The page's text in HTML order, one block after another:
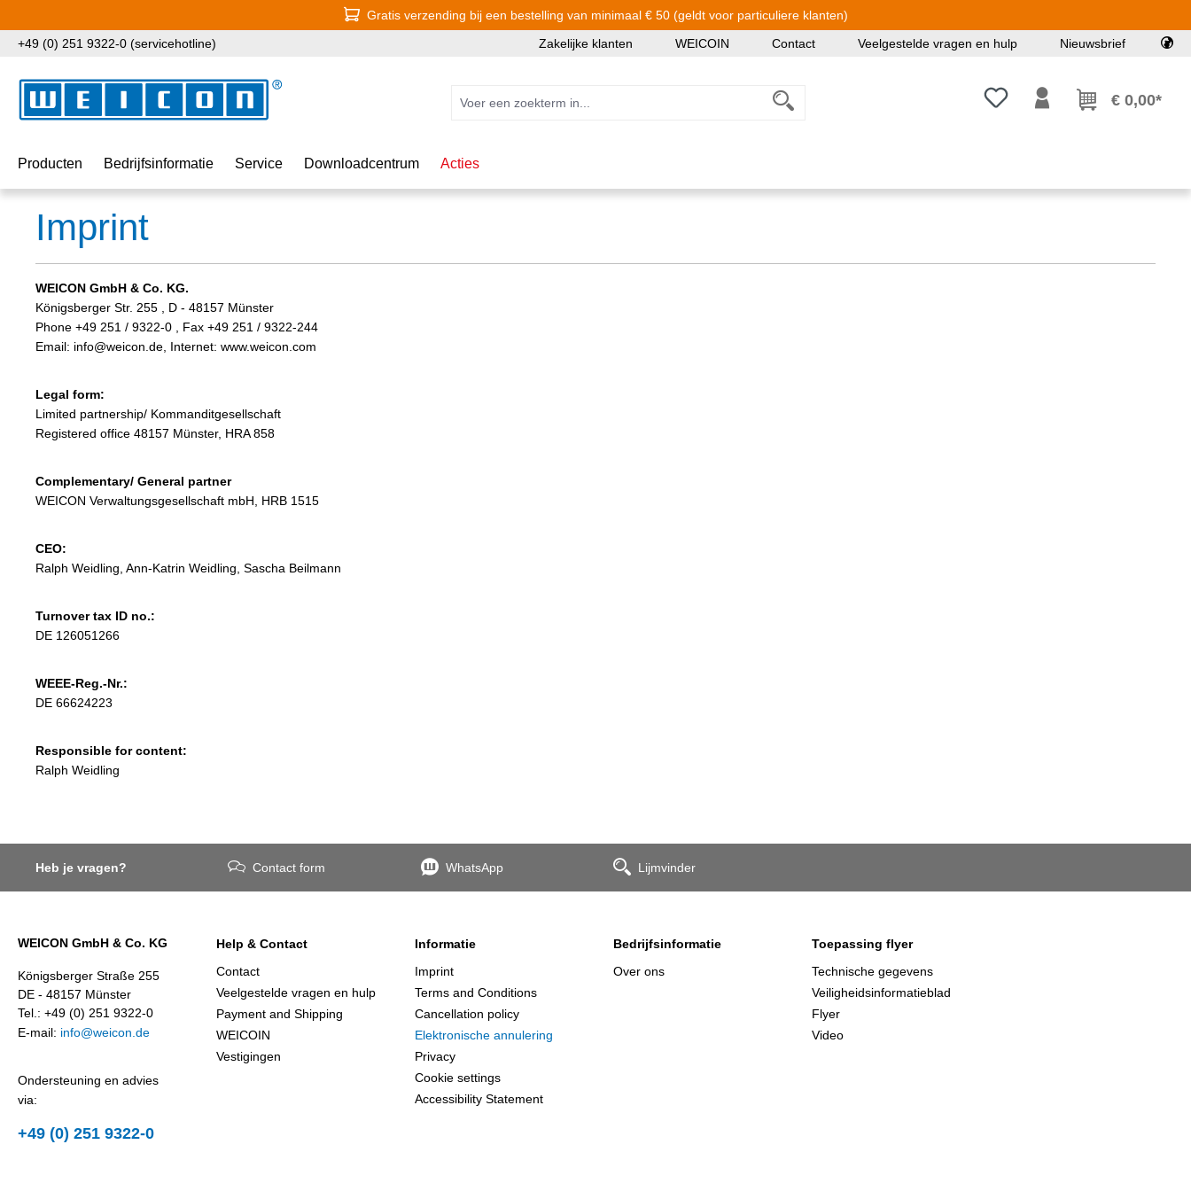
Gratis verzending bij een bestelling van minimaal € 50 (geldt voor particuliere klanten)
+49 (0) 251 9322-0 (servicehotline) Zakelijke klanten WEICOIN Contact Veelgestelde vragen en hulp Nieuwsbrief
Je hebt 0 items op je€ 0,00*
Producten Bedrijfsinformatie Service Downloadcentrum Acties
Imprint
WEICON GmbH & Co. KG.
Königsberger Str. 255 , D - 48157 Münster
Phone +49 251 / 9322-0 , Fax +49 251 / 9322-244
Email: info@weicon.de, Internet: www.weicon.com
Legal form:
Limited partnership/ Kommanditgesellschaft
Registered office 48157 Münster, HRA 858
Complementary/ General partner
WEICON Verwaltungsgesellschaft mbH, HRB 1515
CEO:
Ralph Weidling, Ann-Katrin Weidling, Sascha Beilmann
Turnover tax ID no.:
DE 126051266
WEEE‑Reg.-Nr.:
DE 66624223
Responsible for content:
Ralph Weidling
Heb je vragen? Contact form WhatsApp Lijmvinder
WEICON GmbH & Co. KG
Königsberger Straße 255
DE - 48157 Münster
Tel.: +49 (0) 251 9322-0
E-mail: info@weicon.de
Ondersteuning en advies
via:
+49 (0) 251 9322-0
Help & Contact
Contact
Veelgestelde vragen en hulp
Payment and Shipping
WEICOIN
Vestigingen
Informatie
Imprint
Terms and Conditions
Cancellation policy
Elektronische annulering
Privacy
Cookie settings
Accessibility Statement
Bedrijfsinformatie
Over ons
Toepassing flyer
Technische gegevens
Veiligheidsinformatieblad
Flyer
Video